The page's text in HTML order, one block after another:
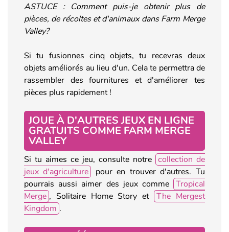
ASTUCE : Comment puis-je obtenir plus de
pièces, de récoltes et d'animaux dansFarm Merge
Valley?
Si tu fusionnes cinq objets, tu recevras deux
objets améliorés au lieu d'un. Cela te permettra de
rassembler des fournitures et d'améliorer tes
pièces plus rapidement !
JOUE À D'AUTRES JEUX EN LIGNE
GRATUITS COMME FARM MERGE
VALLEY
Si tu aimes ce jeu, consulte notre collection de
jeux d'agriculture
pour en trouver d'autres. Tu
pourrais aussi aimer des jeux comme Tropical
Merge , Solitaire Home Story et
The Mergest
Kingdom .